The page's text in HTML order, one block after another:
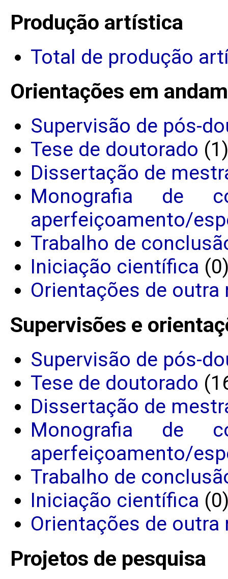
Produção artística
Total de produção
Orientações em
Supervisão de pós-
Tese de doutorado (1)
Dissertação de
Monografia de
aperfeiçoamento/
Trabalho de
Iniciação científica
Orientações de outra
Supervisões e
Supervisão de pós-
Tese de doutorado
Dissertação de
Monografia de
aperfeiçoamento/
Trabalho de
Iniciação científica
Orientações de outra
Projetos de pesquisa